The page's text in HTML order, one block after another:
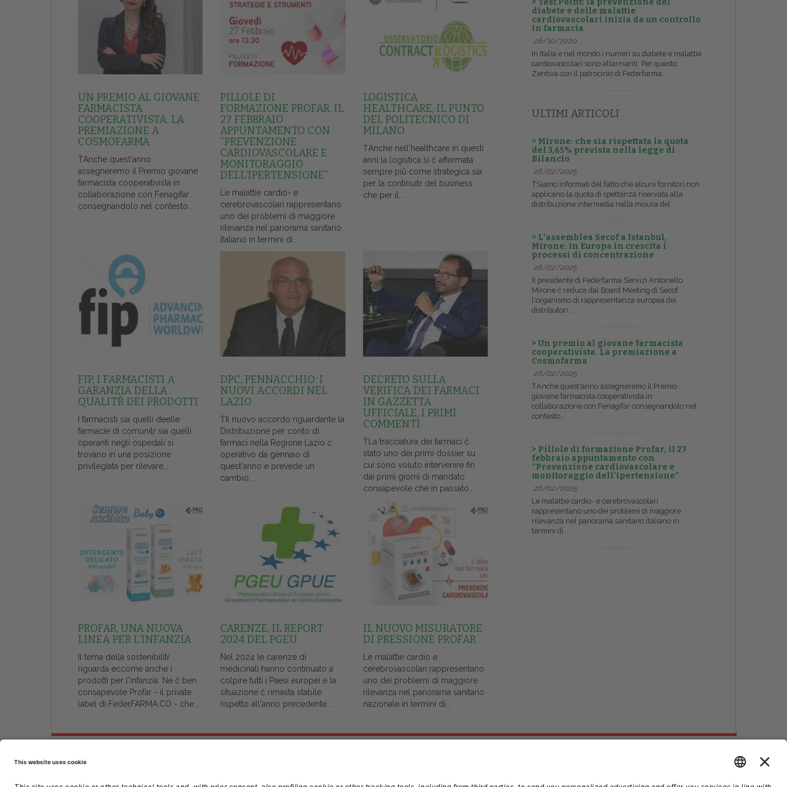
UN PREMIO AL GIOVANE
FARMACISTA
COOPERATIVISTA. LA
PREMIAZIONE A
COSMOFARMA
ŤAnche quest'anno
assegneremo il Premio giovane
farmacista cooperativista in
collaborazione con Fenagifar
consegnandolo nel contesto...
PILLOLE DI
FORMAZIONE PROFAR, IL
27 FEBBRAIO
APPUNTAMENTO CON
“PREVENZIONE
CARDIOVASCOLARE E
MONITORAGGIO
DELL’IPERTENSIONE”
Le malattie cardio- e
cerebrovascolari rappresentano
uno dei problemi di maggiore
rilevanza nel panorama sanitario
italiano in termini di...
LOGISTICA
HEALTHCARE, IL PUNTO
DEL POLITECNICO DI
MILANO
ŤAnche nell'healthcare in questi
anni la logistica si č affermata
sempre piů come strategica sia
per la continuitŕ del business
che per il...
FIP, I FARMACISTI A
GARANZIA DELLA
QUALITŔ DEI PRODOTTI
I farmacisti sia quelli deelle
farmacie di comunitŕ sia quelli
operanti negli ospedali si
trovano in una posizione
privilegiata per rilevare...
DPC, PENNACCHIO: I
NUOVI ACCORDI NEL
LAZIO
ŤIl nuovo accordo riguardante la
Distribuzione per conto di
farmaci nella Regione Lazio č
operativo da gennaio di
quest'anno e prevede un
cambio...
DECRETO SULLA
VERIFICA DEI FARMACI
IN GAZZETTA
UFFICIALE, I PRIMI
COMMENTI
ŤLa tracciatura dei farmaci č
stato uno dei primi dossier su
cui sono voluto intervenire fin
dai primi giorni di mandato
consapevole che in passato...
PROFAR, UNA NUOVA
LINEA PER L’INFANZIA
Il tema della sostenibilitŕ
riguarda eccome anche i
prodotti per l'infanzia. Ne č ben
consapevole Profar - il private
label di FederFARMA.CO - che...
CARENZE, IL REPORT
2024 DEL PGEU
Nel 2024 le carenze di
medicinali hanno continuato a
colpire tutti i Paesi europei e la
situazione č rimasta stabile
rispetto all'anno precedente...
IL NUOVO MISURATORE
DI PRESSIONE PROFAR
Le malattie cardio e
cerebrovascolari rappresentano
uno dei problemi di maggiore
rilevanza nel panorama sanitario
nazionale in termini di...
> Test Point: la prevenzione del
diabete e delle malattie
cardiovascolari inizia da un controllo
in farmacia
26/10/2020
In Italia e nel mondo i numeri su diabete e malattie
cardiovascolari sono allarmanti. Per questo
Zentiva con il patrocinio di Federfarma...
ULTIMI ARTICOLI
> Mirone: che sia rispettata la quota
del 3,65% prevista nella legge di
Bilancio
26/02/2025
ŤSiamo informati del fatto che alcuni fornitori non
applicano la quota di spettanza riservata alla
distribuzione intermedia nella misura del...
> L’assemblea Secof a Istanbul,
Mirone: in Europa in crescita i
processi di concentrazione
26/02/2025
Il presidente di Federfarma Servizi Antonello
Mirone č reduce dal Board Meeting di Secof
l'organismo di rappresentanza europea dei
distributori...
> Un premio al giovane farmacista
cooperativista. La premiazione a
Cosmofarma
26/02/2025
ŤAnche quest'anno assegneremo il Premio
giovane farmacista cooperativista in
collaborazione con Fenagifar consegnandolo nel
contesto...
> Pillole di formazione Profar, il 27
febbraio appuntamento con
“Prevenzione cardiovascolare e
monitoraggio dell’ipertensione”
26/02/2025
Le malattie cardio- e cerebrovascolari
rappresentano uno dei problemi di maggiore
rilevanza nel panorama sanitario italiano in
termini di...